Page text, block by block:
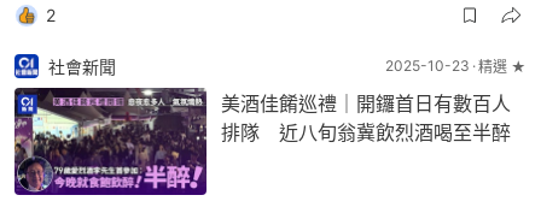
2
社會新聞 2025-10-23 精選 ★
美酒佳餚巡禮｜開鑼首日有數百人
排隊 近八旬翁冀飲烈酒喝至半醉